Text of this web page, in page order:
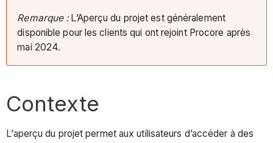
Remarque :L’Aperçu du projet est généralement
disponible pour les clients qui ont rejoint Procore après
mai 2024.
Contexte
L’aperçu du projet permet aux utilisateurs d’accéder à des